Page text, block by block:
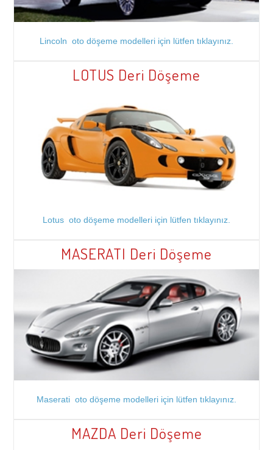
Lincoln oto döşeme modelleri için lütfen tıklayınız.
LOTUS Deri Döşeme
Lotus oto döşeme modelleri için lütfen tıklayınız.
MASERATI Deri Döşeme
Maserati oto döşeme modelleri için lütfen tıklayınız.
MAZDA Deri Döşeme